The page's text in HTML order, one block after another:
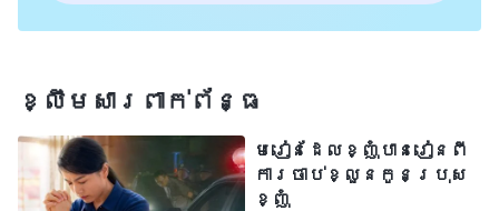
ពួកគេ។ ហើយប្រសិនបើអ្នកនិយាយថា នរណា
អាក្រក់ និងមិនល្អ ថាពួកគេបង្កការរំខាន
និងការបង្អាក់បែបណានៅក្នុងពួកជំនុំ។
ខ្លឹមសារ​ពាក់ព័ន្ធ
មេរៀនដែលខ្ញុំបានរៀនពី
ការចាប់ខ្លួនកូនប្រុស
ខ្ញុំ